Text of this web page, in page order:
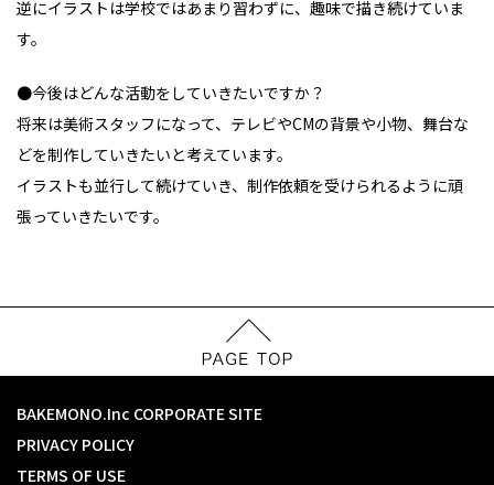
逆にイラストは学校ではあまり習わずに、趣味で描き続けていま
す。
●今後はどんな活動をしていきたいですか？
将来は美術スタッフになって、テレビやCMの背景や小物、舞台な
どを制作していきたいと考えています。
イラストも並行して続けていき、制作依頼を受けられるように頑
張っていきたいです。
BAKEMONO.Inc CORPORATE SITE
PRIVACY POLICY
TERMS OF USE